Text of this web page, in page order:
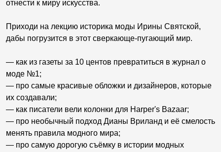
отнести к миру искусства.
Приходи на лекцию историка моды Ирины Святской,
дабы погрузится в этот сверкающе-пугающий мир.
— как из газеты за 10 центов превратиться в журнал о
моде №1;
— про самые красивые обложки и дизайнеров, которые
их создавали;
— как писатели вели колонки для Harper's Bazaar;
— про необычный подход Дианы Вриланд и её смелость
менять правила модного мира;
— про самую дорогую съёмку в истории модных